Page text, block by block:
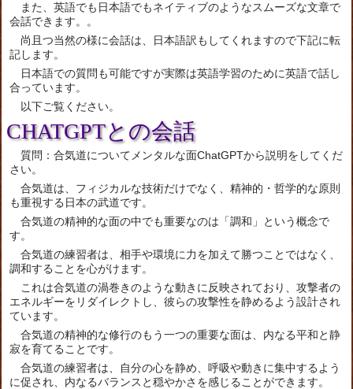
また、英語でも日本語でもネイティブのようなスムーズな文章で
会話できます。。
尚且つ当然の様に会話は、日本語訳もしてくれますので下記に転
記します。
日本語での質問も可能ですが実際は英語学習のために英語で話し
合っています。
以下ご覧ください。
CHATGPTとの会話
質問：合気道についてメンタルな面ChatGPTから説明をしてくだ
さい。
合気道は、フィジカルな技術だけでなく、精神的・哲学的な原則
も重視する日本の武道です。
合気道の精神的な面の中でも重要なのは「調和」という概念で
す。
合気道の練習者は、相手や環境に力を加えて勝つことではなく、
調和することを心がけます。
これは合気道の渦巻きのような動きに反映されており、攻撃者の
エネルギーをリダイレクトし、彼らの攻撃性を静めるよう設計され
ています。
合気道の精神的な修行のもう一つの重要な面は、内なる平和と静
寂を育てることです。
合気道の練習者は、自分の心を静め、呼吸や動きに集中するよう
に促され、内なるバランスと穏やかさを感じることができます。